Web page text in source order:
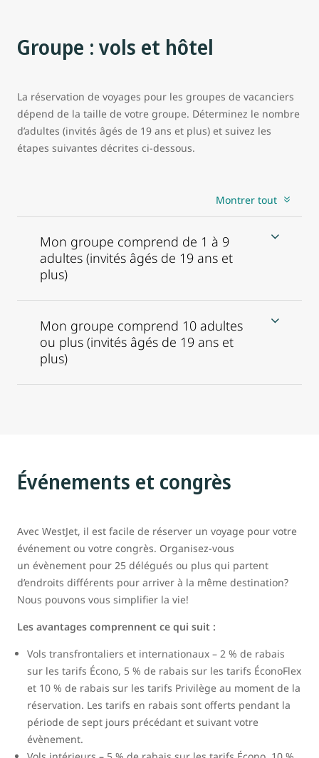
Groupe : vols et hôtel
La réservation de voyages pour les groupes de vacanciers
dépend de la taille de votre groupe. Déterminez le nombre
d’adultes (invités âgés de 19 ans et plus) et suivez les
étapes suivantes décrites ci-dessous.
Montrer tout
Mon groupe comprend de 1 à 9
adultes (invités âgés de 19 ans et
plus)
Mon groupe comprend 10 adultes
ou plus (invités âgés de 19 ans et
plus)
Événements et congrès
Avec WestJet, il est facile de réserver un voyage pour votre
événement ou votre congrès. Organisez-vous
un évènement pour 25 délégués ou plus qui partent
d’endroits différents pour arriver à la même destination?
Nous pouvons vous simplifier la vie!
Les avantages comprennent ce qui suit :
Vols transfrontaliers et internationaux – 2 % de rabais
sur les tarifs Écono, 5 % de rabais sur les tarifs ÉconoFlex
et 10 % de rabais sur les tarifs Privilège au moment de la
réservation. Les tarifs en rabais sont offerts pendant la
période de sept jours précédant et suivant votre
évènement.